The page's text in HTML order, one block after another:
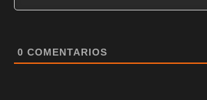
0 COMENTARIOS